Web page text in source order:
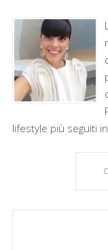
lifestyle più seguiti in